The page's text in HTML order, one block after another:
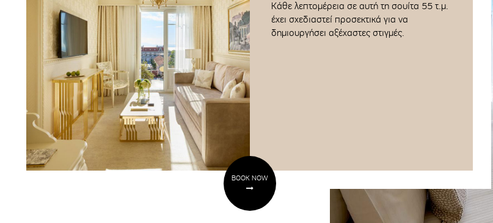
Κάθε λεπτομέρεια σε αυτή τη σουίτα 55 τ.μ.
έχει σχεδιαστεί προσεκτικά για να
δημιουργήσει αξέχαστες στιγμές.
BOOK NOW